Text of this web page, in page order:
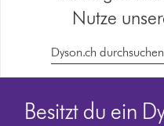
Nutze
Besitzt du ein